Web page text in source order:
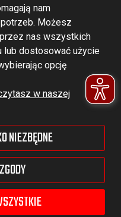
o.
nam
Możesz
nas wszystkich
lub dostosować użycie
opcję
w naszej
NIEZBĘDNE